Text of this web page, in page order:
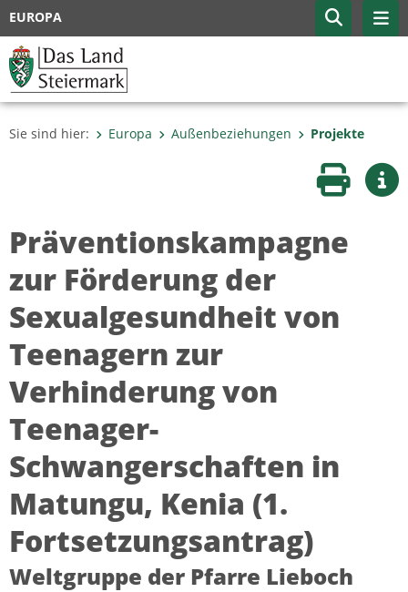
EUROPA
Sie sind hier: Europa Außenbeziehungen Projekte
Seite
Präventionskampagne
zur Förderung der
Sexualgesundheit von
Teenagern zur
Verhinderung von
Teenager-
Schwangerschaften in
Matungu, Kenia (1.
Fortsetzungsantrag)
Weltgruppe der Pfarre Lieboch